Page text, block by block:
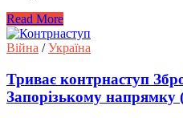
Read More
Війна /Україна
Триває контрнаступ
Запорізькому